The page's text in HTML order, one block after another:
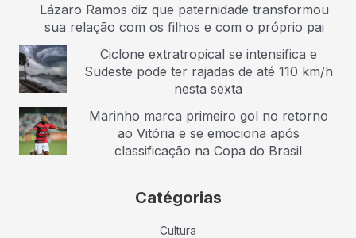
Lázaro Ramos diz que paternidade transformou
sua relação com os filhos e com o próprio pai
Ciclone extratropical se intensifica e
Sudeste pode ter rajadas de até 110 km/h
nesta sexta
Marinho marca primeiro gol no retorno
ao Vitória e se emociona após
classificação na Copa do Brasil
Catégorias
Cultura